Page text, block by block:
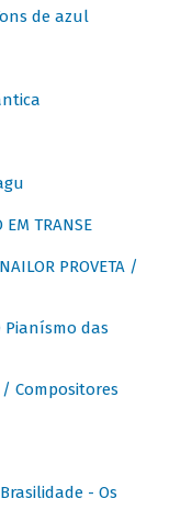
de azul
EM TRANSE
PROVETA /
Pianísmo das
/ Compositores
- Os